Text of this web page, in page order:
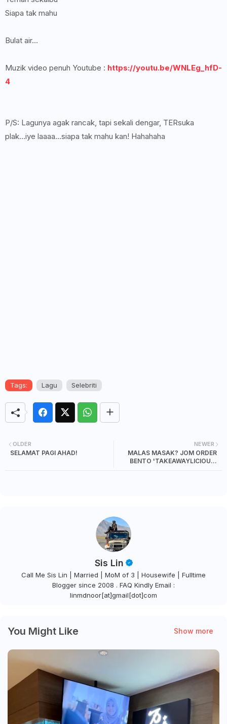
Siapa tak mahu
Bulat air…
Muzik video penuh Youtube : https://youtu.be/WNLEg_hfD-
4
P/S: Lagunya agak rancak, tapi sekali dengar, TERsuka
plak...iye laaaa...siapa tak mahu kan! Hahahaha
Tags: Lagu Selebriti
NEWER
MALAS MASAK? JOM ORDER
BENTO 'TAKEAWAYLICIOUS'
OLDER
SELAMAT PAGI AHAD!
Sis Lin
Call Me Sis Lin | Married | MoM of 3 | Housewife | Fulltime
Blogger since 2008 . FAQ Kindly Email :
linmdnoor[at]gmail[dot]com
You Might Like Show more